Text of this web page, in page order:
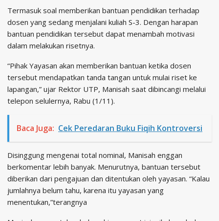
Termasuk soal memberikan bantuan pendidikan terhadap
dosen yang sedang menjalani kuliah S-3. Dengan harapan
bantuan pendidikan tersebut dapat menambah motivasi
dalam melakukan risetnya.
“Pihak Yayasan akan memberikan bantuan ketika dosen
tersebut mendapatkan tanda tangan untuk mulai riset ke
lapangan,” ujar Rektor UTP, Manisah saat dibincangi melalui
telepon selulernya, Rabu (1/11).
Baca Juga: Cek Peredaran Buku Fiqih Kontroversi
Disinggung mengenai total nominal, Manisah enggan
berkomentar lebih banyak. Menurutnya, bantuan tersebut
diberikan dari pengajuan dan ditentukan oleh yayasan. “Kalau
jumlahnya belum tahu, karena itu yayasan yang
menentukan,”terangnya